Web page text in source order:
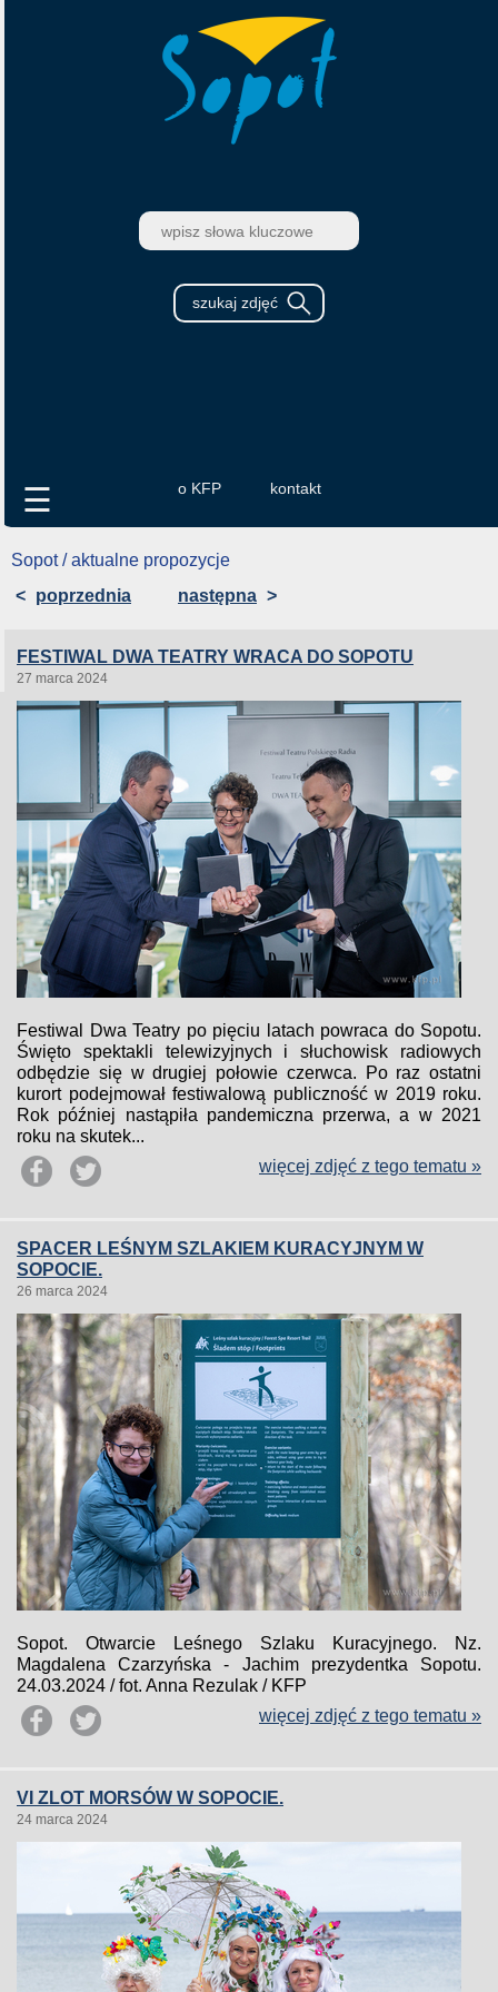
o KFP kontakt
☰
Sopot / aktualne propozycje
< poprzednia następna >
FESTIWAL DWA TEATRY WRACA DO SOPOTU
27 marca 2024
Festiwal Dwa Teatry po pięciu latach powraca do Sopotu.
Święto spektakli telewizyjnych i słuchowisk radiowych
odbędzie się w drugiej połowie czerwca. Po raz ostatni
kurort podejmował festiwalową publiczność w 2019 roku.
Rok później nastąpiła pandemiczna przerwa, a w 2021
roku na skutek...
więcej zdjęć z tego tematu »
SPACER LEŚNYM SZLAKIEM KURACYJNYM W
SOPOCIE.
26 marca 2024
Sopot. Otwarcie Leśnego Szlaku Kuracyjnego. Nz.
Magdalena Czarzyńska - Jachim prezydentka Sopotu.
24.03.2024 / fot. Anna Rezulak / KFP
więcej zdjęć z tego tematu »
VI ZLOT MORSÓW W SOPOCIE.
24 marca 2024